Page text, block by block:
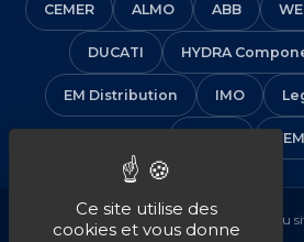
CEMER ALMO ABB
DUCATI HYDRA
EM Distribution IMO
VEM
Mentions légales•CGV Plan du
Ce site utilise des
cookies et vous donne